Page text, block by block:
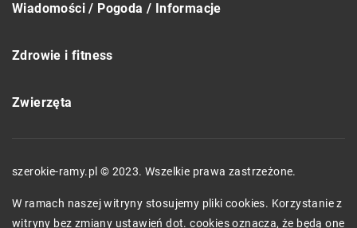
Wiadomości / Pogoda / Informacje
Zdrowie i fitness
Zwierzęta
szerokie-ramy.pl © 2023. Wszelkie prawa zastrzeżone.
W ramach naszej witryny stosujemy pliki cookies. Korzystanie z
witryny bez zmiany ustawień dot. cookies oznacza, że będą one